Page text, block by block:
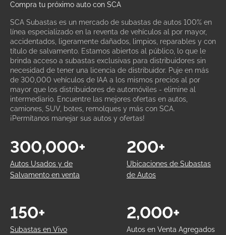
Compra tu próximo auto con SCA
SCA Subastas es un mercado de subastas de autos 100% en
línea especializado en la reventa de vehículos al por mayor,
accidentados, ligeramente dañados, limpios, reparables y con
título de salvamento. Estamos abiertos al público, lo que le
brinda acceso a subastas exclusivas para distribuidores sin
necesidad de tener una licencia de distribuidor. Puje en más
de 300,000 vehículos de IAA a los mismos precios al por
mayor que los distribuidores de automóviles - elimine al
intermediario. Encuentre las mejores ofertas en autos,
camiones, SUV, botes, remolques y más con SCA.
¡Permítanos manejar sus autos y ofertas!
Autos Usados y de
Salvamento en venta
300,000+
Ubicaciones de Subastas
de Autos
200+
Subastas en Vivo
150+
Autos en Venta Agregados
2,000+